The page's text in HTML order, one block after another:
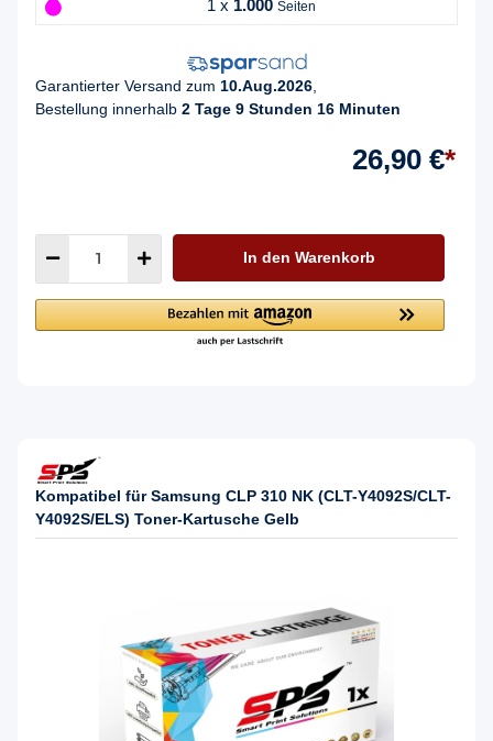
1 x 1.000 Seiten
Garantierter Versand zum 10.Aug.2026
Bestellung innerhalb 2 Tage 9 Stunden 16 Minuten
26,90 €*
In den Warenkorb
Kompatibel für Samsung CLP 310 NK (CLT-Y4092S/CLT-
Y4092S/ELS) Toner-Kartusche Gelb